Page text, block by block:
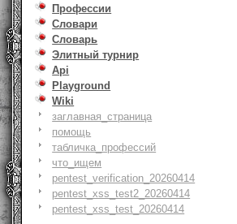
Профессии
Словари
Словарь
Элитный турнир
Api
Playground
Wiki
заглавная_страница
помощь
табличка_профессий
что_ищем
pentest_verification_20260414
pentest_xss_test2_20260414
pentest_xss_test_20260414